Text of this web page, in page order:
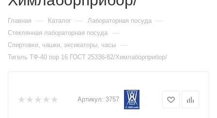
Главная — Каталог — Лабораторная посуда —
Стеклянная лабораторная посуда —
Спиртовки, чашки, эксикаторы, часы —
Тигель ТФ-40 пор 16 ГОСТ 25336-82/Химлаборприбор/
Артикул: 3757